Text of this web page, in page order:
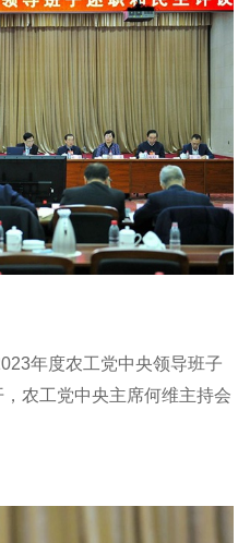
年度农工党中央领导班子
农工党中央主席何维主持会